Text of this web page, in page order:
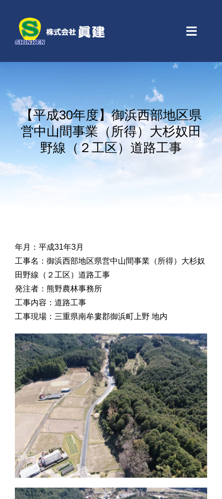
content
Toggle
会社案内
業務紹介
工事実績
【平成30年度】御浜西部地区県
営中山間事業（所得）大杉奴田
野線（２工区）道路工事
年月：平成31年3月
工事名：御浜西部地区県営中山間事業（所得）大杉奴
田野線（２工区）道路工事
発注者：熊野農林事務所
工事内容：道路工事
工事現場：三重県南牟婁郡御浜町上野 地内